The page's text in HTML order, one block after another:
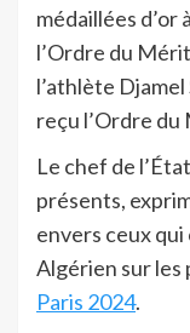
médaillées d’or
l’Ordre du
l’athlète
reçu l’Ordre du
Le chef de
présents,
envers ceux
Algérien sur les
Paris 2024.